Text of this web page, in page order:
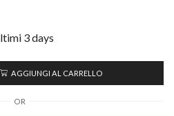
3 days
AGGIUNGI AL CARRELLO
OR